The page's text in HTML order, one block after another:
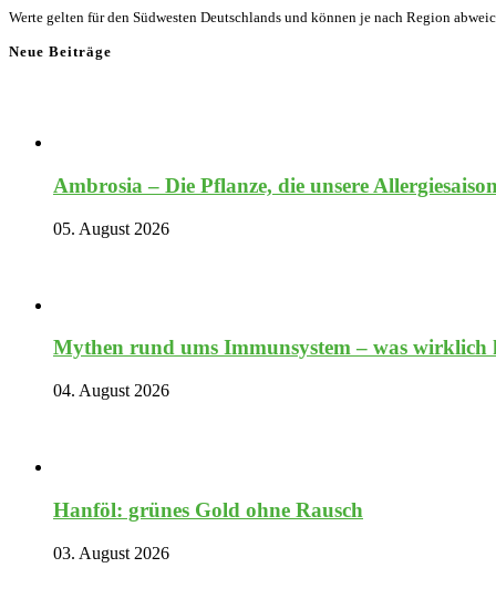
Werte gelten für den Südwesten Deutschlands und können je nach Region
Neue Beiträge
Ambrosia – Die Pflanze, die unsere
05. August 2026
Mythen rund ums Immunsystem – was
04. August 2026
Hanföl: grünes Gold ohne Rausch
03. August 2026